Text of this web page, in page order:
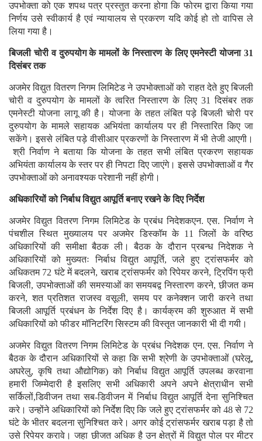
उपभोक्ता को एक शपथ पत्र प्रस्तुत करना होगा कि फोरम द्वारा किया गया
निर्णय उसे स्वीकार्य है एवं न्यायालय से प्रकरण यदि कोई हो तो वापिस ले
लिया गया है।
बिजली चोरी व दुरुपयोग के मामलों के निस्तारण के लिए एमनेस्टी योजना 31
दिसंबर तक
अजमेर विद्युत वितरण निगम लिमिटेड ने उपभोक्ताओं को राहत देते हुए बिजली
चोरी व दुरुपयोग के मामलों के त्वरित निस्तारण के लिए 31 दिसंबर तक
एमनेस्टी योजना लागू की है। योजना के तहत लंबित पड़े बिजली चोरी पर
दुरुपयोग के मामले सहायक अभियंता कार्यालय पर ही निस्तारित किए जा
सकेंगे। इससे लंबित पड़े वीसीआर प्रकरणों के निस्तारण में भी तेजी आएगी।
श्री निर्वाण ने बताया कि योजना के तहत सभी लंबित प्रकरण सहायक
अभियंता कार्यालय के स्तर पर ही निपटा दिए जाएंगे। इससे उपभोक्ताओं व गैर
उपभोक्ताओं को अनावश्यक परेशानी नहीं होगी।
अधिकारियों को निर्बाध विद्युत आपूर्ति बनाए रखने के दिए निर्देश
अजमेर विद्युत वितरण निगम लिमिटेड के प्रबंध निदेशकएन. एस. निर्वाण ने
पंचशील स्थित मुख्यालय पर अजमेर डिस्कॉम के 11 जिलों के वरिष्ठ
अधिकारियों की समीक्षा बैठक ली। बैठक के दौरान प्रबन्ध निदेशक ने
अधिकारियों को मुख्यतः निर्बाध विद्युत आपूर्ति, जले हुए ट्रांसफर्मर को
अधिकतम 72 घंटे में बदलने, खराब ट्रांसफर्मर को रिपेयर करने, ट्रिपिंग फ्री
बिजली, उपभोक्ताओं की समस्याओं का समयबद्व निस्तारण करने, छीजत कम
करने, शत प्रतिशत राजस्व वसूली, समय पर कनेक्शन जारी करने तथा
बिजली आपूर्ति प्रबंधन के निर्देश दिए है। कार्यक्रम की शुरुआत में सभी
अधिकारियों को फीडर मॉनिटरिंग सिस्टम की विस्तृत जानकारी भी दी गयी।
अजमेर विद्युत वितरण निगम लिमिटेड के प्रबंध निदेशक एन. एस. निर्वाण ने
बैठक के दौरान अधिकारियों से कहा कि सभी श्रेणी के उपभोक्ताओं (घरेलू,
अघरेलु, कृषि तथा औद्योगिक) को निर्बाध विद्युत आपूर्ति उपलब्ध करवाना
हमारी जिम्मेदारी है इसलिए सभी अधिकारी अपने अपने क्षेत्राधीन सभी
सर्किलों,डिवीजन तथा सब-डिवीजन में निर्बाध विद्युत आपूर्ति देना सुनिश्चित
करे। उन्होंने अधिकारियों को निर्देश दिए कि जले हुए ट्रांसफर्मर को 48 से 72
घंटे के भीतर बदलना सुनिश्चित करे। अगर कोई ट्रांसफर्मर खराब पड़ा है तो
उसे रिपेयर करावे। जहा छीजत अधिक है उन क्षेत्रों में विद्युत पोल पर मीटर